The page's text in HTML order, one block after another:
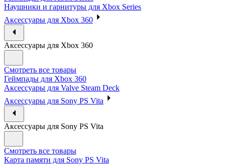
Наушники и гарнитуры для Xbox Series
Аксессуары для Xbox 360
Аксессуары для Xbox 360
Смотреть все товары
Геймпады для Xbox 360
Аксессуары для Valve Steam Deck
Аксессуары для Sony PS Vita
Аксессуары для Sony PS Vita
Смотреть все товары
Карта памяти для Sony PS Vita